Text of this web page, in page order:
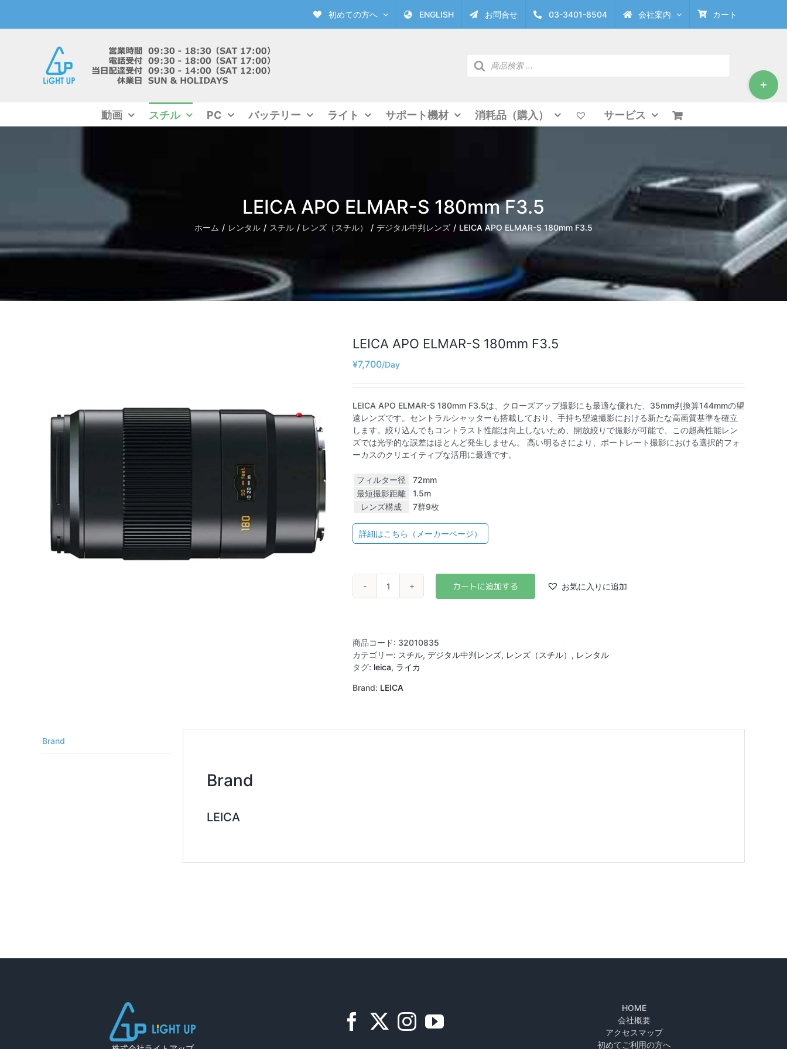
content
初めての方へ ENGLISH お問合せ 03-3401-8504 会社案内 カート
商
品
動画 スチル PC バッテリー ライト サポート機材 消耗品（購入） サービス
LEICA APO ELMAR-S 180mm F3.5
ホーム レンタル スチル レンズ（スチル） デジタル中判レンズ LEICA APO ELMAR-S 180mm F3.5
LEICA APO ELMAR-S 180mm F3.5
¥7,700
LEICA APO ELMAR-S 180mm F3.5は、クローズアップ撮影にも最適な優れた、35mm判換算144mmの望
遠レンズです。セントラルシャッターも搭載しており、手持ち望遠撮影における新たな高画質基準を確立
します。絞り込んでもコントラスト性能は向上しないため、開放絞りで撮影が可能で、この超高性能レン
ズでは光学的な誤差はほとんど発生しません。 高い明るさにより、ポートレート撮影における選択的フォ
ーカスのクリエイティブな活用に最適です。
フィルター径
72mm
最短撮影距離
1.5m
レンズ構成
7群9枚
詳細はこちら（メーカーページ）
LEICA
180mm
F3.5
個
お気に入りに追加
商品コード: 32010835
カテゴリー: スチル, デジタル中判レンズ, レンズ（スチル） , レンタル
タグ: leica, ライカ
Brand: LEICA
Brand
Brand
LEICA
HOME
会社概要
アクセスマップ
初めてご利用の方へ
Toggle
Sliding
Bar